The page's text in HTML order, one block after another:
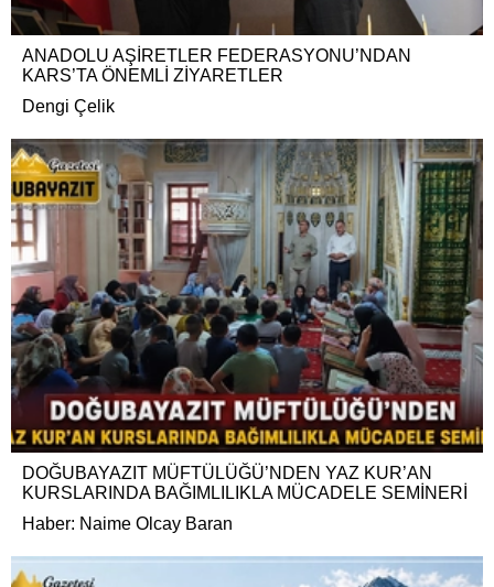
ANADOLU AŞİRETLER FEDERASYONU’NDAN
KARS’TA ÖNEMLİ ZİYARETLER
Dengi Çelik
DOĞUBAYAZIT MÜFTÜLÜĞÜ’NDEN YAZ KUR’AN
KURSLARINDA BAĞIMLILIKLA MÜCADELE SEMİNERİ
Haber: Naime Olcay Baran